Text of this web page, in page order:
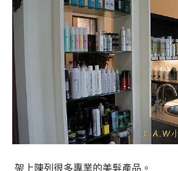
架上陳列很多專業的美髮產品。